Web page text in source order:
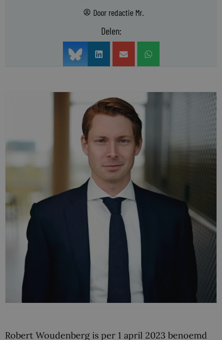
Door redactie Mr.
Delen:
Robert Woudenberg is per 1 april 2023 benoemd